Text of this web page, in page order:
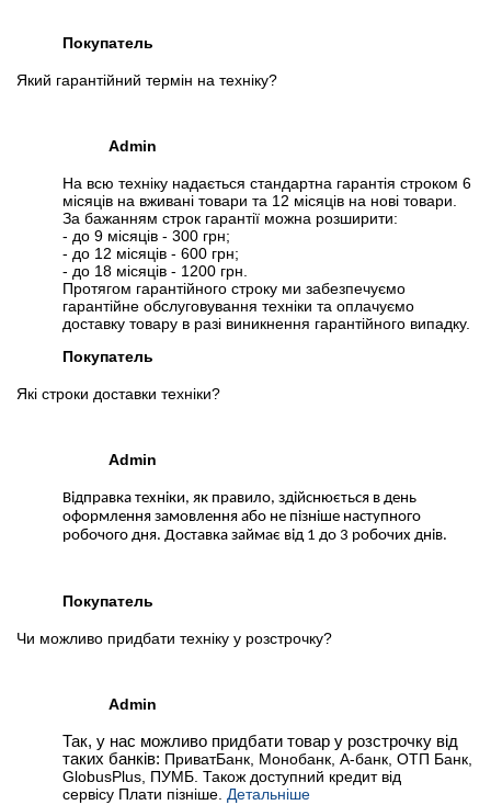
Покупатель
Який гарантійний термін на техніку?
Admin
На всю техніку надається стандартна гарантія строком 6
місяців на вживані товари та 12 місяців на нові товари.
За бажанням строк гарантії можна розширити:
- до 9 місяців - 300 грн;
- до 12 місяців - 600 грн;
- до 18 місяців - 1200 грн.
Протягом гарантійного строку ми забезпечуємо
гарантійне обслуговування техніки та оплачуємо
доставку товару в разі виникнення гарантійного випадку.
Покупатель
Які строки доставки техніки?
Admin
Відправка техніки, як правило, здійснюється в день
оформлення замовлення або не пізніше наступного
робочого дня. Доставка займає від 1 до 3 робочих днів.
Покупатель
Чи можливо придбати техніку у розстрочку?
Admin
Так, у нас можливо придбати товар у розстрочку від
таких банків: ПриватБанк, Монобанк, А-банк, ОТП Банк,
GlobusPlus, ПУМБ. Також доступний кредит від
сервісу Плати пізніше. Детальніше